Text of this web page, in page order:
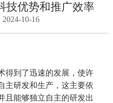
技优势和推广效率
10-16
得到了迅速的发展，使许
主研发和生产，这主要依
且能够独立自主的研发出